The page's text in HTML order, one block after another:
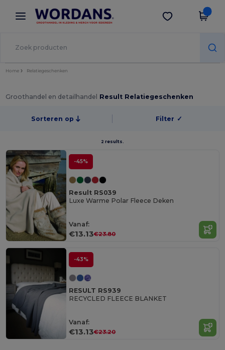
× Wordans-app
Betere prijzen in de app!
Download app
Home Relatiegeschenken
Groothandel en detailhandel Result Relatiegeschenken
Sorteren op Filter ✓
2 results.
-45%
Result RS039
Luxe Warme Polar Fleece Deken
Vanaf:
€13.13€23.80
-43%
RESULT RS939
RECYCLED FLEECE BLANKET
Vanaf:
€13.13€23.20